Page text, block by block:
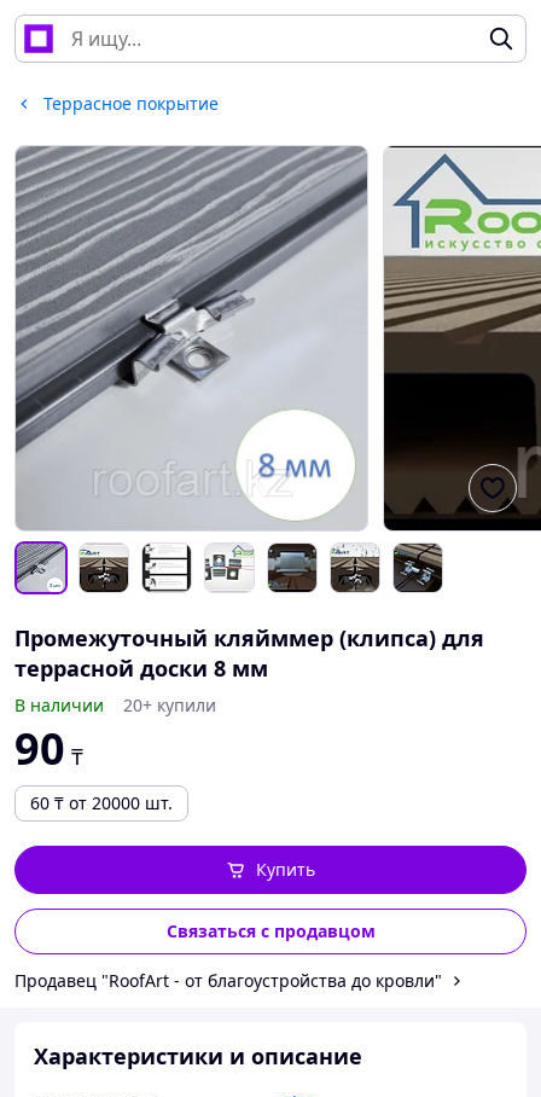
Террасное покрытие
Промежуточный кляйммер (клипса) для
террасной доски 8 мм
В наличии 20+ купили
90 ₸
60 ₸ от 20000 шт.
Купить
Связаться с продавцом
Продавец "RoofArt - от благоустройства до кровли"
Характеристики и описание